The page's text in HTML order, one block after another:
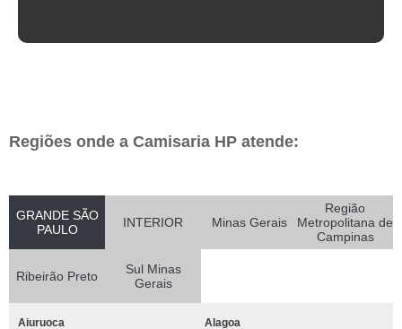
Regiões onde a Camisaria HP atende:
GRANDE SÃO
PAULO
INTERIOR Minas Gerais
Região
Metropolitana de
Campinas
Ribeirão Preto
Sul Minas
Gerais
Aiuruoca Alagoa